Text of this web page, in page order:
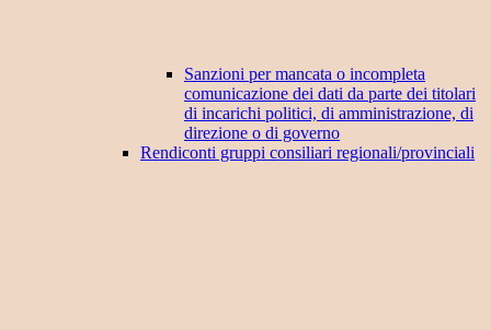
Sanzioni per mancata o incompleta
comunicazione dei dati da parte dei titolari
di incarichi politici, di amministrazione, di
direzione o di governo
Rendiconti gruppi consiliari regionali/provinciali